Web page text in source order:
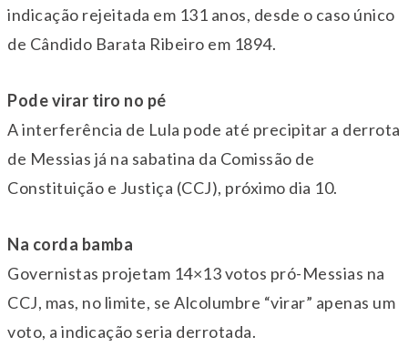
indicação rejeitada em 131 anos, desde o caso único
de Cândido Barata Ribeiro em 1894.
Pode virar tiro no pé
A interferência de Lula pode até precipitar a derrota
de Messias já na sabatina da Comissão de
Constituição e Justiça (CCJ), próximo dia 10.
Na corda bamba
Governistas projetam 14×13 votos pró-Messias na
CCJ, mas, no limite, se Alcolumbre “virar” apenas um
voto, a indicação seria derrotada.